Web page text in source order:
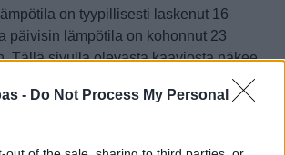
- Do Not Process My Personal
on tyypillisesti laskenut 16
päivisin lämpötila on kohonnut 23
Tällä sivulla olevasta kaaviosta näkee,
vuosina ja vaihteluväli, jolla lämpötila